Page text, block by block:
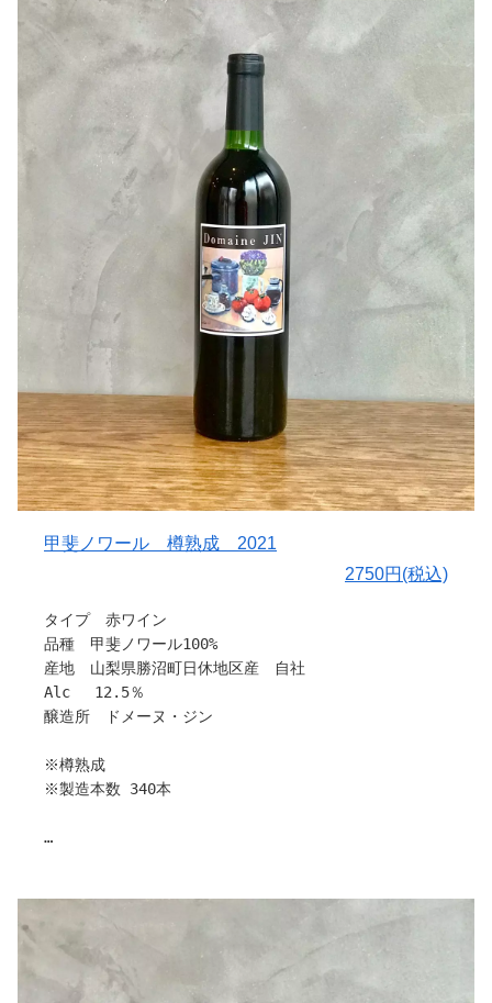
色味がとても鮮やかで、クリアで華麗さを持っています。
ヤマソーヴィニオンは野性味と酸味表現の強いワインが多
ドメーヌ・ジンさんのヤマソーヴィニオンは柔らかいタン
ニンとまろやかな酸味に熟したうま味とフレッシュさも持
ち合わせています。
樽熟成が素晴らしく、樽の香りがワイン全体を包みこんで
いるようなイメージですした。
グラスは小ぶりでも良いんですが、丸みがあるものが良い
かと思いました。
酸味がまろやかなので、酸化的に扱ってもバランスが崩れ
ず、うま味が増します！
作り手さんから
〇ぶどうについて
福島県二本松産の収穫年度が異なるヤマソーヴィニオン使
たものと2021年収穫のものをブレンドして瓶詰めしまし
た。
〇味わい
完熟由来のフルーティーな香りに新樽の華やかな香りが融
割にはタンニン軽めですっきりした味わいです。
〇ヒトコト
引用：ドメーヌ・ジン
甲斐ノワール 樽熟成 2021
2750円(税込)
タイプ 赤ワイン
品種 甲斐ノワール100%
産地 山梨県勝沼町日休地区産 自社
Alc 12.5％
醸造所 ドメーヌ・ジン
※樽熟成
※製造本数 340本
栽培から販売まで、すべてお一人で作業されているため、
各種ワインの製造本数が少なく、希少性が高いワイナリー
ですが、こだわりいっぱいのワインです。